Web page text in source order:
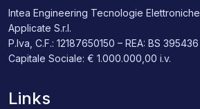
Intea Engineering Tecnologie Elettroniche
Applicate S.r.l.
P.Iva, C.F.: 12187650150 – REA: BS 395436
Capitale Sociale: € 1.000.000,00 i.v.
Links